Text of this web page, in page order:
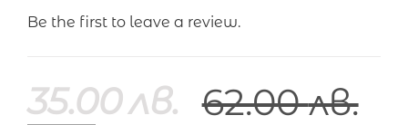
Be the first to leave a review.
62.00лв.
35.00лв.